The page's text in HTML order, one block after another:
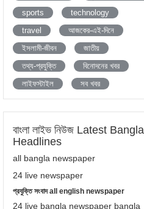
sports
technology
travel
আজকের-এই-দিনে
ইসলামী-জীবন
জাতীয়
তথ্য-প্রযুক্তি
বিনোদনের খবর
লাইফস্টাইল
সব খবর
বাংলা লাইভ নিউজ Latest Bangla
Headlines
all bangla newspaper
24 live newspaper
প্রযুক্তি সংবাদ all english newspaper
24 live bangla newspaper bangla